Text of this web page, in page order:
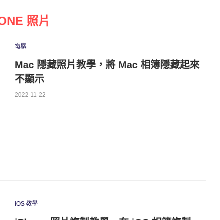
照片
電腦
Mac 隱藏照片教學，將 Mac 相簿隱藏起來
不顯示
2022-11-22
iOS 教學